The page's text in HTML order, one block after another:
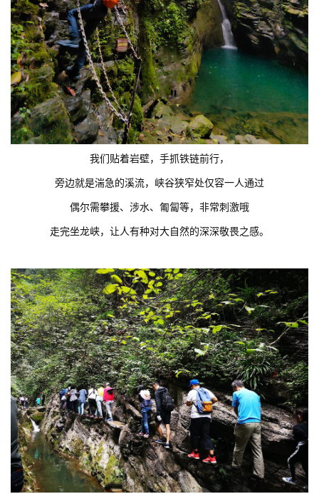
我们贴着岩壁，手抓铁链前行，
旁边就是湍急的溪流，峡谷狭窄处仅容一人通过
偶尔需攀援、涉水、匍匐等，非常刺激哦
走完坐龙峡，让人有种对大自然的深深敬畏之感。